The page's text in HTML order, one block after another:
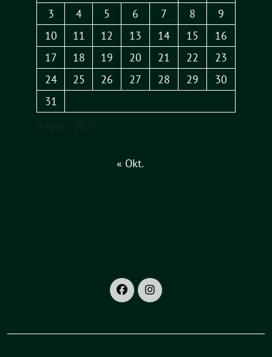
August 2026
3
4 5 6 7 8
9
10
11 12 13 14 15
16
17
18 19 20 21 22
23
24
25 26 27 28 29
30
31
« Okt.